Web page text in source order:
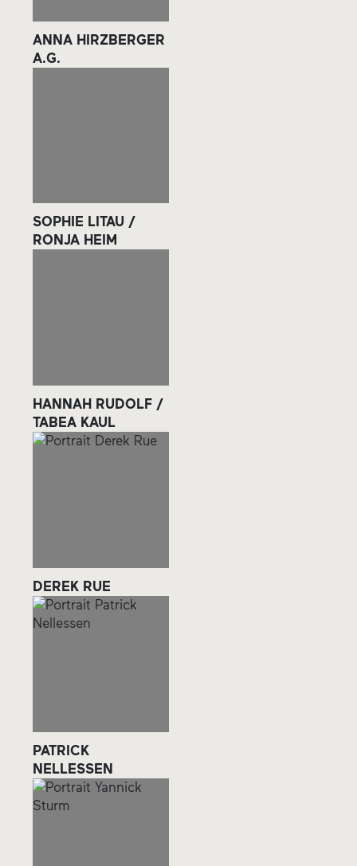
ANNA HIRZBERGER
A.G.
SOPHIE LITAU /
RONJA HEIM
HANNAH RUDOLF /
TABEA KAUL
DEREK RUE
PATRICK
NELLESSEN